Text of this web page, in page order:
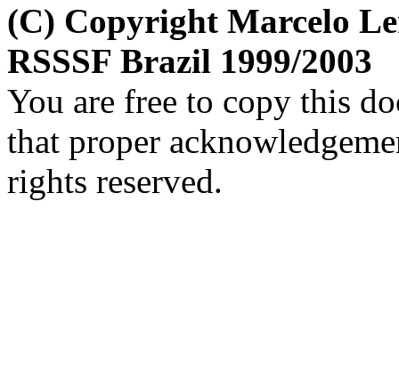
(C) Copyright Marcelo
RSSSF Brazil 1999/2003
You are free to copy this
that proper
rights reserved.